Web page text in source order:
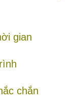
gian
chắn